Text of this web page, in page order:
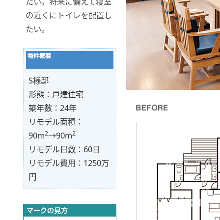
の近くにトイレを配置し
たい。
S様邸
形態：戸建住宅
築年数：24年
リモデル面積：
90m2→90m2
リモデル日数：60日
リモデル費用：1250万
円